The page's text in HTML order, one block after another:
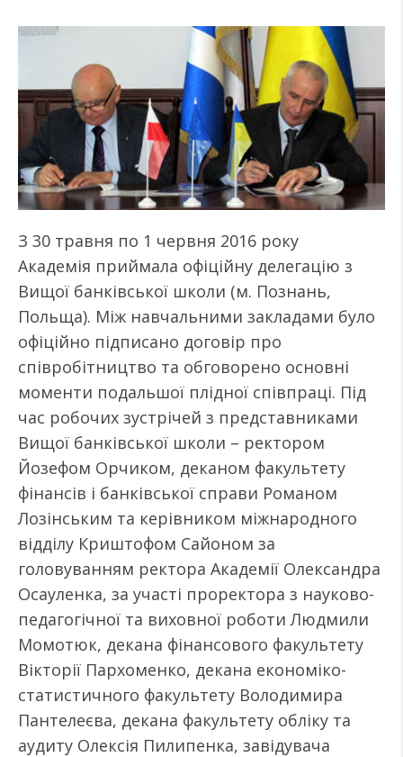
З 30 травня по 1 червня 2016 року
Академія приймала офіційну делегацію з
Вищої банківської школи (м. Познань,
Польща). Між навчальними закладами було
офіційно підписано договір про
співробітництво та обговорено основні
моменти подальшої плідної співпраці. Під
час робочих зустрічей з представниками
Вищої банківської школи – ректором
Йозефом Орчиком, деканом факультету
фінансів і банківської справи Романом
Лозінським та керівником міжнародного
відділу Криштофом Сайоном за
головуванням ректора Академії Олександра
Осауленка, за участі проректора з науково-
педагогічної та виховної роботи Людмили
Момотюк, декана фінансового факультету
Вікторії Пархоменко, декана економіко-
статистичного факультету Володимира
Пантелеєва, декана факультету обліку та
аудиту Олексія Пилипенка, завідувача